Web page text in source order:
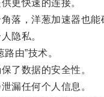
更快速的连接。
，洋葱加速器也能
隐私。
由”技术。
了数据的安全性。
漏任何个人信息。